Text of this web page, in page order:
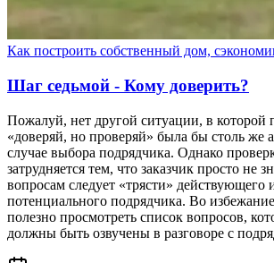
Как построить собственный дом,
Шаг седьмой - Кому доверить?
Пожалуй, нет другой ситуации, в которой
«доверяй, но проверяй» была бы столь же
случае выбора подрядчика. Однако
затрудняется тем, что заказчик просто не
вопросам следует «трясти» действующего
потенциального подрядчика. Во
полезно просмотреть список вопросов,
должны быть озвучены в разговоре с